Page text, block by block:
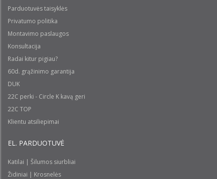
Parduotuvės taisyklės
Privatumo politika
Montavimo paslaugos
Konsultacija
Radai kitur pigiau?
60d. grąžinimo garantija
DUK
22C perki - Circle K kavą geri
22C TOP
Klientu atsiliepimai
EL. PARDUOTUVĖ
Katilai | Šilumos siurbliai
Židiniai | Krosnelės